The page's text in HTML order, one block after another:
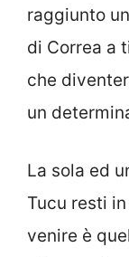
raggiunto
di Correa a
che
un
La sola ed
Tucu resti
venire è